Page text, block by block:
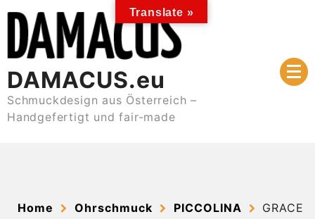
content
DAMACUS.eu
Schmuckdesign aus Österreich –
Handgefertigt und fair-made
Home Ohrschmuck
PICCOLINA
GRACE
Translate »